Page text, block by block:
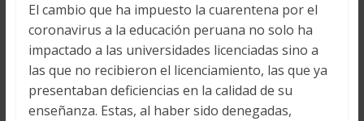
El cambio que ha impuesto la cuarentena por el
coronavirus a la educación peruana no solo ha
impactado a las universidades licenciadas sino a
las que no recibieron el licenciamiento, las que ya
presentaban deficiencias en la calidad de su
enseñanza. Estas, al haber sido denegadas,